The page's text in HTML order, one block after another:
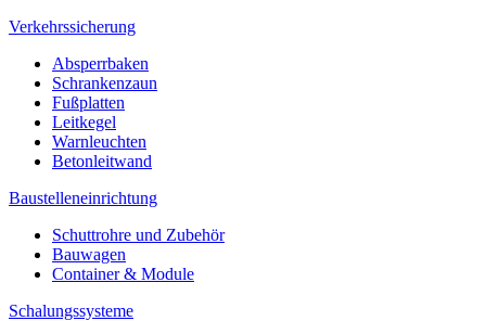
Verkehrssicherung
Absperrbaken
Schrankenzaun
Fußplatten
Leitkegel
Warnleuchten
Betonleitwand
Baustelleneinrichtung
Schuttrohre und Zubehör
Bauwagen
Container & Module
Schalungssysteme